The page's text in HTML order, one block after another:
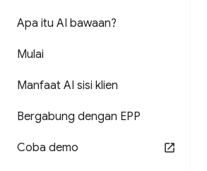
Apa itu AI bawaan?
Mulai
Manfaat AI sisi klien
Bergabung dengan EPP
Coba demo